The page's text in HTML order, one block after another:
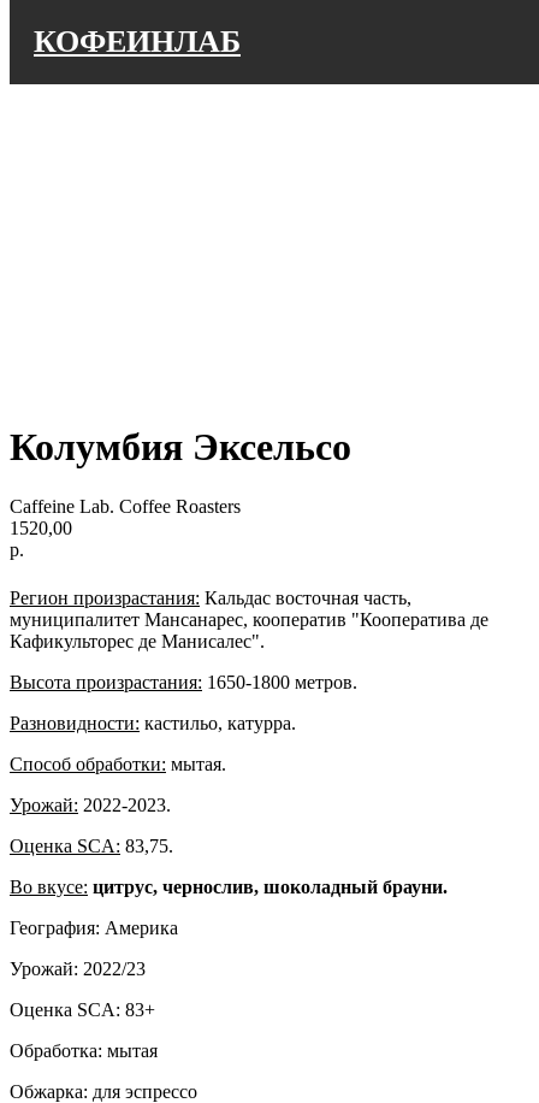
КОФЕИНЛАБ
Колумбия Эксельсо
Caffeine Lab. Coffee Roasters
1520,00
р.
Регион произрастания: Кальдас восточная часть,
муниципалитет Мансанарес, кооператив "Кооператива де
Кафикульторес де Манисалес".
Высота произрастания: 1650-1800 метров.
Разновидности: кастильо, катурра.
Способ обработки: мытая.
Урожай: 2022-2023.
Оценка SCA: 83,75.
Во вкусе: цитрус, чернослив, шоколадный брауни.
География: Америка
Урожай: 2022/23
Оценка SCA: 83+
Обработка: мытая
Обжарка: для эспрессо